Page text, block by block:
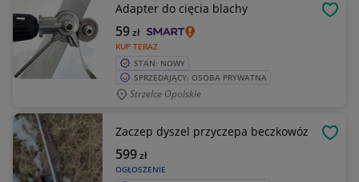
Adapter do cięcia blachy
KUP TERAZ
59zł
STAN: NOWY
SPRZEDAJĄCY: OSOBA PRYWATNA
Strzelce Opolskie
Zaczep dyszel przyczepa beczkowóz
OGŁOSZENIE
599zł